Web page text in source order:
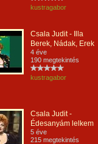
kustragabor
Csala Judit - Illa
Berek, Nádak, Erek
4 éve
190 megtekintés
kustragabor
Csala Judit -
Édesanyám lelkem
5 éve
215 megtekintés